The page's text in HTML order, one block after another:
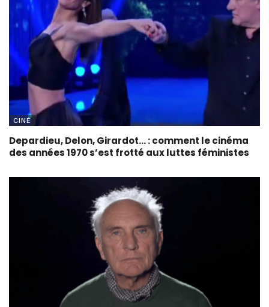
CINÉ
Depardieu, Delon, Girardot… : comment le cinéma
des années 1970 s’est frotté aux luttes féministes